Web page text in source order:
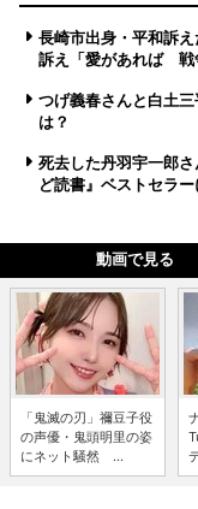
長崎市出身・平和訴
訴え「愛があれば 戦
つげ義春さんと白土
は？
死去した丹羽宇一郎
ど読書』ベストセラー
動画で見る
「鬼滅の刃」禰豆子役
の声優・鬼頭明里の姿
にネット騒然 ...